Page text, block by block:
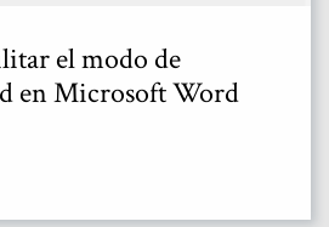
el modo de
en Microsoft Word